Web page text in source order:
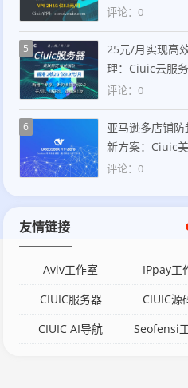
国住宅IP服务新
评论：0
5
25元/月实现高
理：Ciuic云服
+SOCKS5协议打
香港住宅IP解决
评论：0
6
亚马逊多店铺
新方案：Ciuic
IP助力卖家合规
评论：0
友情链接
Aviv工作室
IPpay工
CIUIC服务器
CIUIC源
CIUIC AI导航
Seofensi